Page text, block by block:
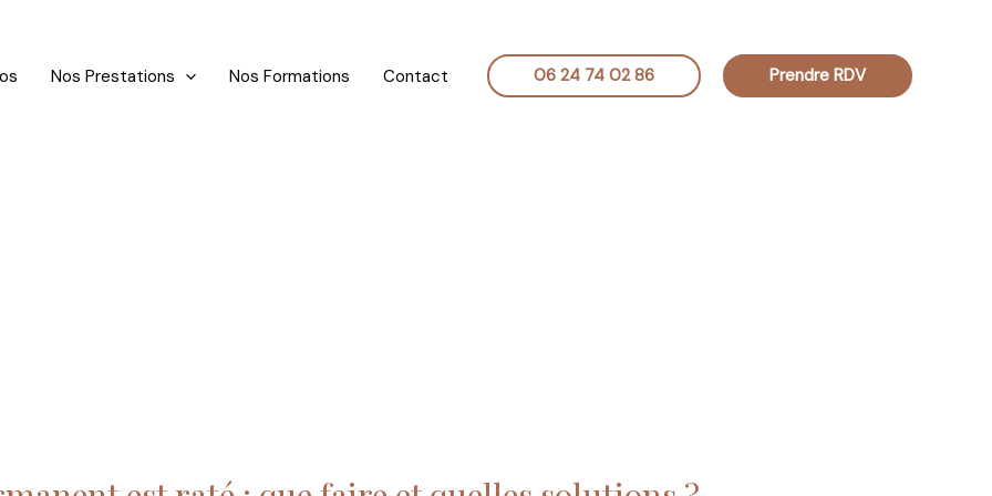
Nos Prestations Nos Formations Contact 06 24 74 02 86 Prendre RDV